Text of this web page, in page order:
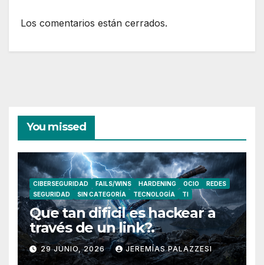
Los comentarios están cerrados.
You missed
CIBERSEGURIDAD FAILS/WINS HARDENING OCIO
REDES
SEGURIDAD
SIN CATEGORÍA TECNOLOGÍA TI
Que tan dificil es hackear a
través de un link?.
29 JUNIO, 2026 JEREMÍAS PALAZZESI